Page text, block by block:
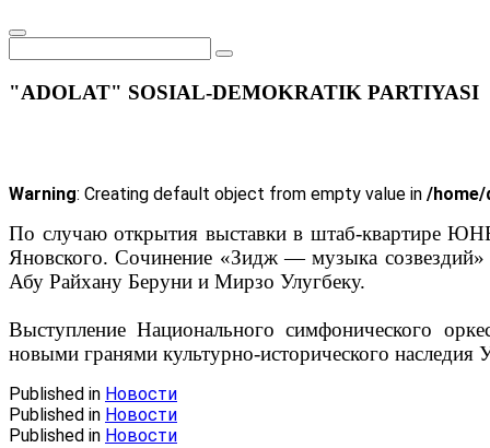
"ADOLAT" SOSIAL-DEMOKRATIK PARTIYASI
Warning: Creating default object from empty value in /home/
По случаю открытия выставки в штаб-квартире
Яновского. Сочинение «Зидж — музыка
Абу Райхану Беруни и Мирзо Улугбеку.
Выступление Национального симфонического
новыми гранями культурно-исторического наследия
Published in Новости
Published in Новости
Published in Новости